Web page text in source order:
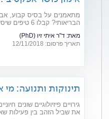
מתאמנים על בסיס קבוע,
הבריאותי? קבלו 6 טיפים שיסייעו לכם להשתפר ולהשיג תוצאות של ממש
מאת: ד"ר איתי זיו (PhD)
תאריך פרסום: 12/11/2018
תינוקות ותנועה:
גירויים פיזיולוגיים שונים
את שביל הזהב בין פעילות